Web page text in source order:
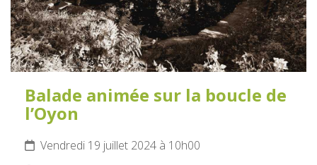
Balade animée sur la boucle de
l’Oyon
Vendredi 19 juillet 2024 à 10h00